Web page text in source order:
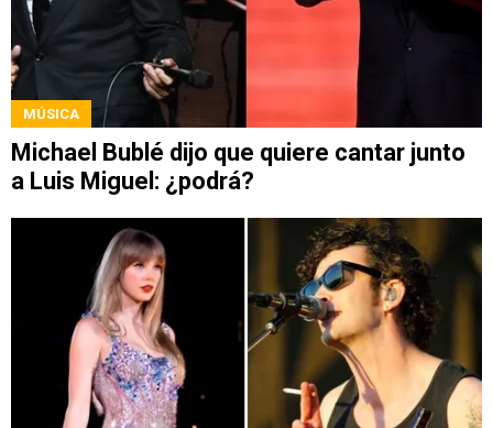
MÚSICA
Michael Bublé dijo que quiere cantar junto
a Luis Miguel: ¿podrá?